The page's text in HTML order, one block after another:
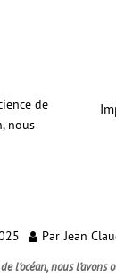
de
nous
Par Jean
l’océan, nous l’avons